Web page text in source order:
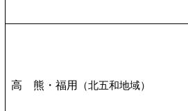
高 熊・福用 （北五和地域）